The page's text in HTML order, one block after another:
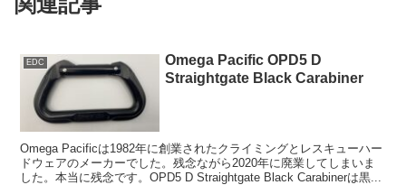
EDC
Omega Pacific OPD5 D
Straightgate Black Carabiner
Omega Pacificは1982年に創業されたクライミングとレスキューハー
ドウェアのメーカーでした。残念ながら2020年に廃業してしまいま
した。本当に残念です。OPD5 D Straightgate Black Carabinerは黒...